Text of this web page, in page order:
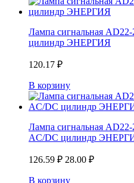
Лампа сигнальная
цилиндр ЭНЕРГИЯ
120.17 ₽
В корзину
Лампа сигнальная
AC/DC цилиндр
126.59 ₽ 28.00 ₽
В корзину